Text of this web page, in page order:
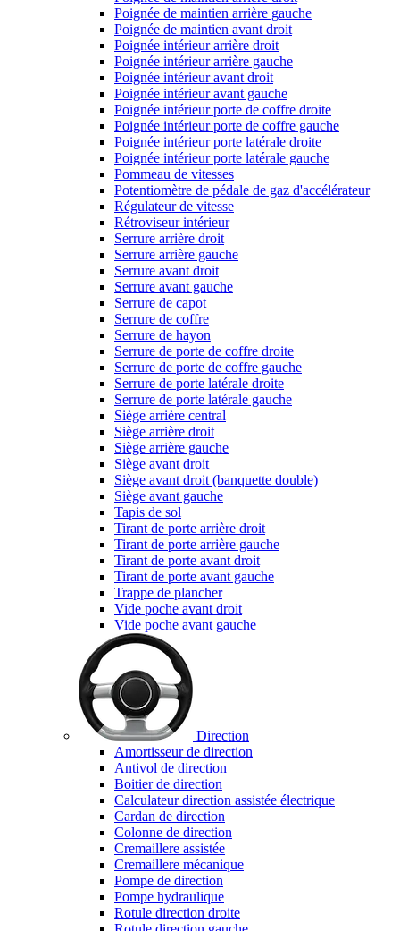
Poignée de maintien arrière gauche
Poignée de maintien avant droit
Poignée intérieur arrière droit
Poignée intérieur arrière gauche
Poignée intérieur avant droit
Poignée intérieur avant gauche
Poignée intérieur porte de coffre droite
Poignée intérieur porte de coffre gauche
Poignée intérieur porte latérale droite
Poignée intérieur porte latérale gauche
Pommeau de vitesses
Potentiomètre de pédale de gaz d'accélérateur
Régulateur de vitesse
Rétroviseur intérieur
Serrure arrière droit
Serrure arrière gauche
Serrure avant droit
Serrure avant gauche
Serrure de capot
Serrure de coffre
Serrure de hayon
Serrure de porte de coffre droite
Serrure de porte de coffre gauche
Serrure de porte latérale droite
Serrure de porte latérale gauche
Siège arrière central
Siège arrière droit
Siège arrière gauche
Siège avant droit
Siège avant droit (banquette double)
Siège avant gauche
Tapis de sol
Tirant de porte arrière droit
Tirant de porte arrière gauche
Tirant de porte avant droit
Tirant de porte avant gauche
Trappe de plancher
Vide poche avant droit
Vide poche avant gauche
Direction
Amortisseur de direction
Antivol de direction
Boitier de direction
Calculateur direction assistée électrique
Cardan de direction
Colonne de direction
Cremaillere assistée
Cremaillere mécanique
Pompe de direction
Pompe hydraulique
Rotule direction droite